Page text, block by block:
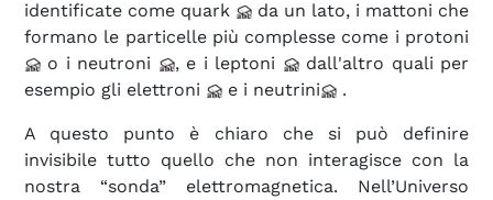
identificate come quark
da un lato, i mattoni che
formano le particelle più complesse come i protoni
o i neutroni
, e i leptoni
dall'altro quali per
esempio gli elettroni
e i neutrini .
A questo punto è chiaro che si può definire
invisibile tutto quello che non interagisce con la
nostra “sonda” elettromagnetica. Nell’Universo